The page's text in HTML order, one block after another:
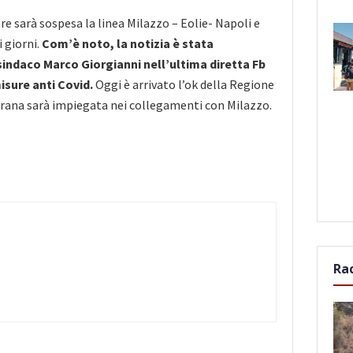
sarà sospesa la linea Milazzo – Eolie- Napoli e
giorni. Com’è noto, la notizia è stata
Marco Giorgianni nell’ultima diretta Fb
anti Covid.Oggi è arrivato l’ok della Regione
sarà impiegata nei collegamenti con Milazzo.